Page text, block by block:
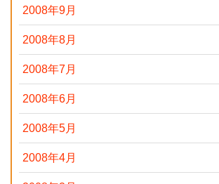
2008年9月
2008年8月
2008年7月
2008年6月
2008年5月
2008年4月